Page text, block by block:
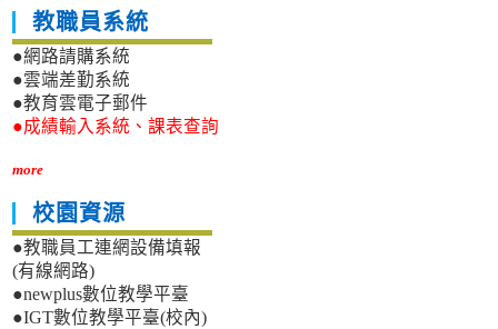
教職員系統
●網路請購系統
●雲端差勤系統
●教育雲電子郵件
●成績輸入系統、課表查詢
more
校園資源
●教職員工連網設備填報
(有線網路)
●newplus數位教學平臺
●IGT數位教學平臺(校內)